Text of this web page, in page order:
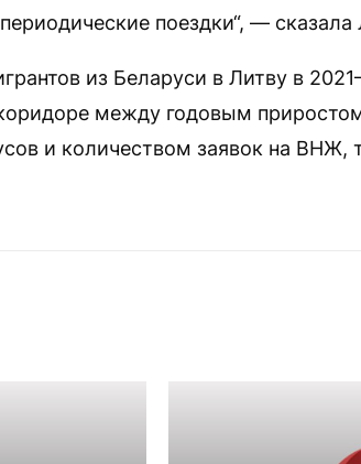
поездки“, — сказала
из Беларуси в Литву в
между годовым
и количеством заявок на ВНЖ,